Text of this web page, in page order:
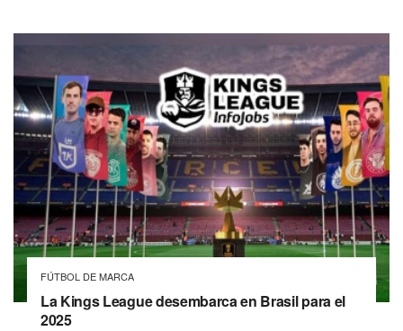
FÚTBOL DE MARCA
La Kings League desembarca en Brasil para el
2025